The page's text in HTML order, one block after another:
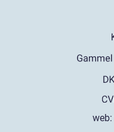
web: